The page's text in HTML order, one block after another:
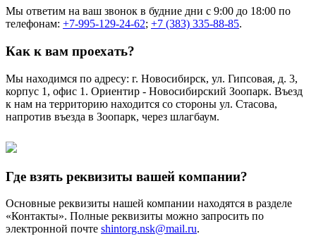
Мы ответим на ваш звонок в будние дни с 9:00 до 18:00 по
телефонам: +7-995-129-24-62; +7 (383) 335-88-85.
Как к вам проехать?
Мы находимся по адресу: г. Новосибирск, ул. Гипсовая, д. 3,
корпус 1, офис 1. Ориентир - Новосибирский Зоопарк. Въезд
к нам на территорию находится со стороны ул. Стасова,
напротив въезда в Зоопарк, через шлагбаум.
Где взять реквизиты вашей компании?
Основные реквизиты нашей компании находятся в разделе
«Контакты». Полные реквизиты можно запросить по
электронной почте shintorg.nsk@mail.ru.